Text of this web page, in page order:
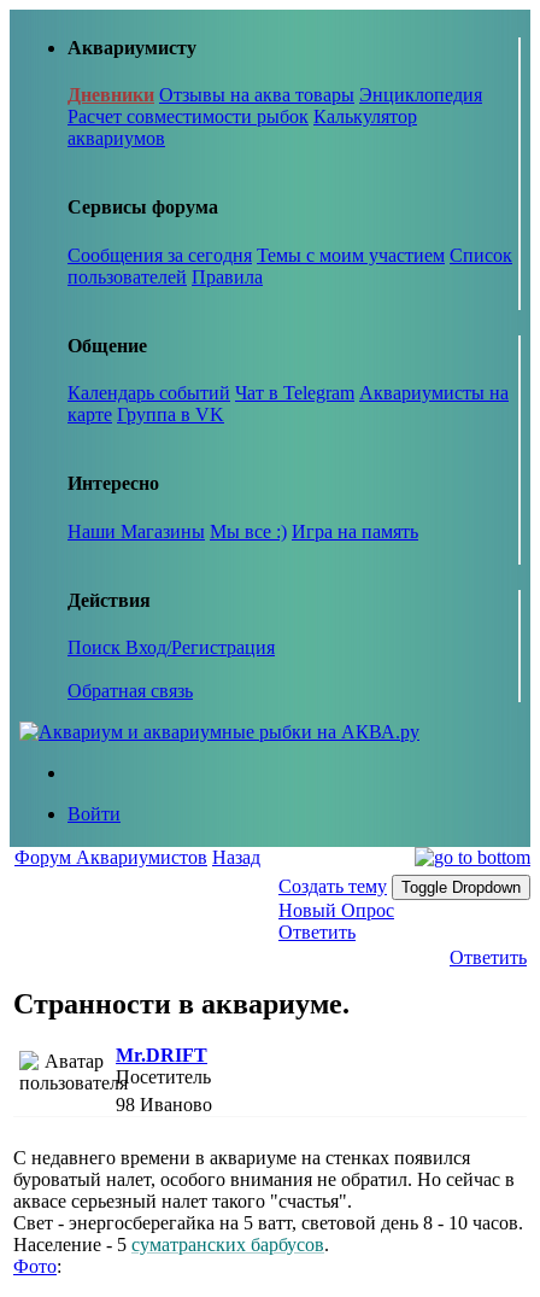
Аквариумисту
Дневники Отзывы на аква товары Энциклопедия
Расчет совместимости рыбок Калькулятор
аквариумов
Сервисы форума
Сообщения за сегодня Темы с моим участием Список
пользователей Правила
Общение
Календарь событий Чат в Telegram Аквариумисты на
карте Группа в VK
Интересно
Наши Магазины Мы все :) Игра на память
Действия
Поиск Вход/Регистрация
Обратная связь
Войти
Форум Аквариумистов Назад
Создать тему
Toggle Dropdown
Новый Опрос
Ответить
Ответить
Странности в аквариуме.
Mr.DRIFT
Посетитель
98 Иваново
С недавнего времени в аквариуме на стенках появился
буроватый налет, особого внимания не обратил. Но сейчас в
аквасе серьезный налет такого "счастья".
Свет - энергосберегайка на 5 ватт, световой день 8 - 10 часов.
Население - 5 суматранских барбусов.
Фото: